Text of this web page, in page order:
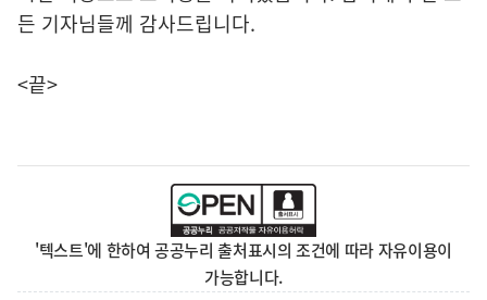
든 기자님들께 감사드립니다.
<끝>
'텍스트'에 한하여 공공누리 출처표시의 조건에 따라 자유이용이
가능합니다.